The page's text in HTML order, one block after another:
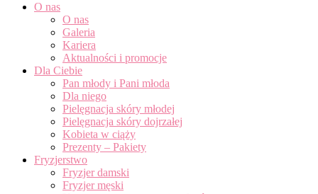
O nas
O nas
Galeria
Kariera
Aktualności i promocje
Dla Ciebie
Pan młody i Pani młoda
Dla niego
Pielęgnacja skóry młodej
Pielęgnacja skóry dojrzałej
Kobieta w ciąży
Prezenty – Pakiety
Fryzjerstwo
Fryzjer damski
Fryzjer męski